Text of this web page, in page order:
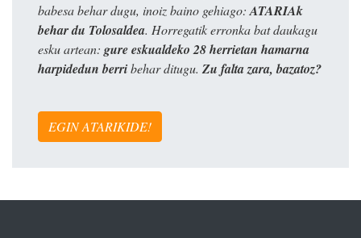
babesa behar dugu, inoiz baino gehiago: ATARIAk
behar du Tolosaldea. Horregatik erronka bat daukagu
esku artean: gure eskualdeko 28 herrietan hamarna
harpidedun berribehar ditugu. Zu falta zara, bazatoz?
EGIN ATARIKIDE!